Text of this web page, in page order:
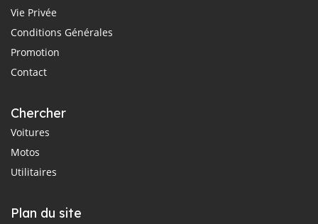
Vie Privée
Conditions Générales
Promotion
Contact
Chercher
Voitures
Motos
Utilitaires
Plan du site